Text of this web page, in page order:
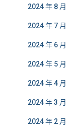
2024 年 8 月
2024 年 7 月
2024 年 6 月
2024 年 5 月
2024 年 4 月
2024 年 3 月
2024 年 2 月